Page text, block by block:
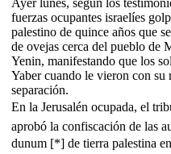
fuerzas ocupantes israelíes
palestino de quince años que
de ovejas cerca del pueblo de
Yenin, manifestando que los
Yaber cuando le vieron con su
separación.
En la Jerusalén ocupada, el
aprobó la confiscación de las
dunum [*] de tierra palestina